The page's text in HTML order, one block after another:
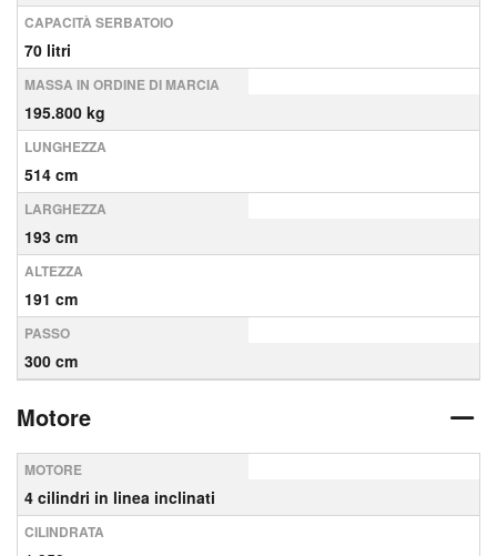
CAPACITÀ SERBATOIO
70 litri
MASSA IN ORDINE DI MARCIA
195.800 kg
LUNGHEZZA
514 cm
LARGHEZZA
193 cm
ALTEZZA
191 cm
PASSO
300 cm
Motore
MOTORE
4 cilindri in linea inclinati
CILINDRATA